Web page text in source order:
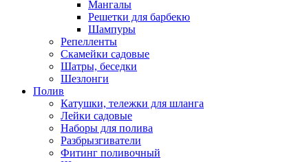
Мангалы
Решетки для барбекю
Шампуры
Репелленты
Скамейки садовые
Шатры, беседки
Шезлонги
Полив
Катушки, тележки для шланга
Лейки садовые
Наборы для полива
Разбрызгиватели
Фитинг поливочный